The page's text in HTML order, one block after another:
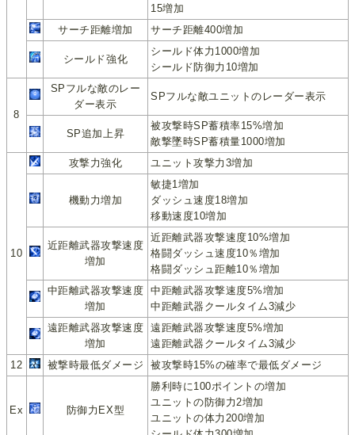
15増加
サーチ距離増加
サーチ距離400増加
シールド強化
シールド体力1000増加
シールド防御力10増加
8
SPフルな敵のレー
ダー表示
SPフルな敵ユニットのレーダー表示
SP追加上昇
被攻撃時SP蓄積率15%増加
敵撃墜時SP蓄積量1000増加
10
攻撃力強化 ユニット攻撃力3増加
機動力増加
敏捷1増加
ダッシュ速度18増加
移動速度10増加
近距離武器攻撃速度
増加
近距離武器攻撃速度10%増加
格闘ダッシュ速度10％増加
格闘ダッシュ距離10％増加
中距離武器攻撃速度
増加
中距離武器攻撃速度5%増加
中距離武器クールタイム3減少
遠距離武器攻撃速度
増加
遠距離武器攻撃速度5%増加
遠距離武器クールタイム3減少
12
被撃時最低ダメージ 被攻撃時15%の確率で最低ダメージ
Ex 防御力EX型
勝利時に100ポイントの増加
ユニットの防御力2増加
ユニットの体力200増加